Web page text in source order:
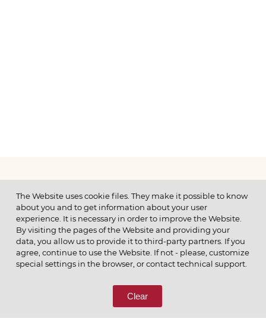
МЕНЮ
© 2026 ОАО
ПОЗВОНИТЕ НАМ
8 (800) 333-65-66
The Website uses cookie files. They make it possible to know
about you and to get information about your user
experience. It is necessary in order to improve the Website.
By visiting the pages of the Website and providing your
data, you allow us to provide it to third-party partners. If you
agree, continue to use the Website. If not - please, customize
special settings in the browser, or contact technical support.
Clear